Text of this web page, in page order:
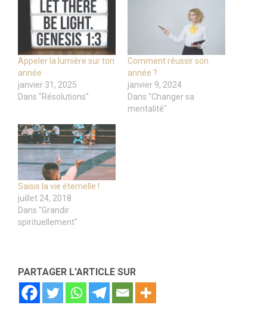
Appeler la lumière sur ton
année
janvier 31, 2025
Dans "Résolutions"
Comment réussir son
année ?
janvier 9, 2024
Dans "Changer sa
mentalité"
Saisis la vie éternelle !
juillet 24, 2018
Dans "Grandir
spirituellement"
PARTAGER L'ARTICLE SUR